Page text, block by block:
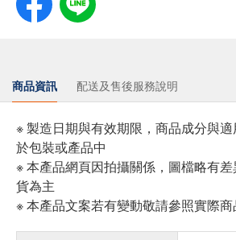
商品資訊 配送及售後服務說明
※ 製造日期與有效期限，商品成分與
於包裝或產品中
※ 本產品網頁因拍攝關係，圖檔略有
貨為主
※ 本產品文案若有變動敬請參照實際